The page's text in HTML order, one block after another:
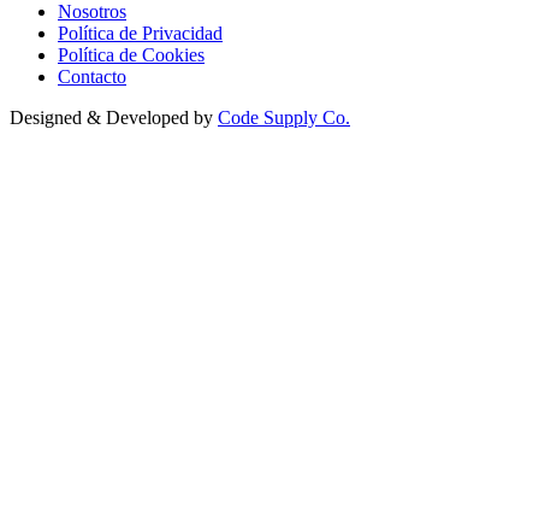
Nosotros
Política de Privacidad
Política de Cookies
Contacto
Designed & Developed by Code Supply Co.